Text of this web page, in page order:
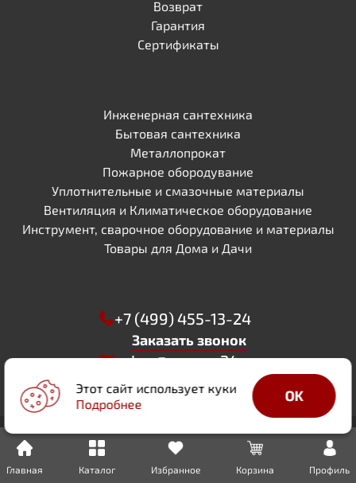
Главная Каталог Избранное Корзина Профиль
Возврат
Гарантия
Сертификаты
Инженерная сантехника
Бытовая сантехника
Металлопрокат
Пожарное обородувание
Уплотнительные и смазочные материалы
Вентиляция и Климатическое оборудование
Инструмент, сварочное оборудование и материалы
Товары для Дома и Дачи
+7 (499) 455-13-24
Заказать звонок
zakaz@sapsan24.ru
WhatsApp
Телеграм
ИНН 5029256244 КПП 502901001
ОГРН 1205000052421
Мытищи, ул. Академика Каргина 35 а , офис 35
Все права защищены, 2026Политика
обработки персональных данных
РАЗРАБОТАНО
«DIGITAL DUKE»
Этот сайт использует куки
Подробнее
OK